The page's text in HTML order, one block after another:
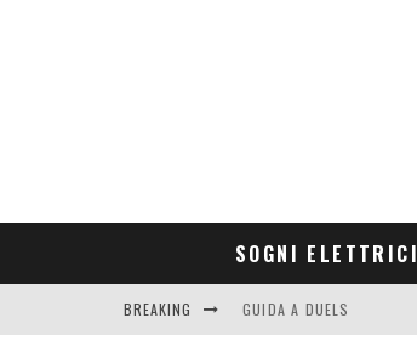
SOGNI ELETTRICI
BREAKING GUIDA A DUELS